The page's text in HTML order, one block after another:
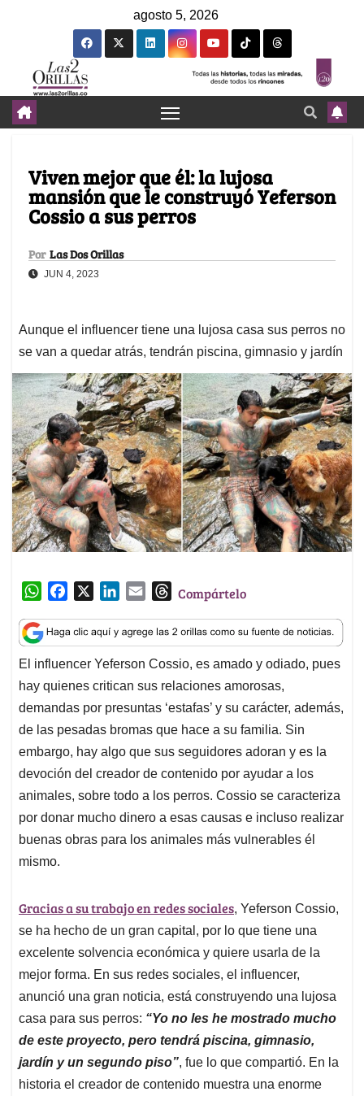
agosto 5, 2026
Viven mejor que él: la lujosa
mansión que le construyó Yeferson
Cossio a sus perros
Por Las Dos Orillas
JUN 4, 2023
Aunque el influencer tiene una lujosa casa sus perros no
se van a quedar atrás, tendrán piscina, gimnasio y jardín
W
a
t
s
A
p
p
c
e
b
o
o
k
n
k
e
d
I
n
a
i
l
T
r
e
a
d
s
Compártelo
El influencer Yeferson Cossio, es amado y odiado, pues
hay quienes critican sus relaciones amorosas,
demandas por presuntas ‘estafas’ y su carácter, además,
de las pesadas bromas que hace a su familia. Sin
embargo, hay algo que sus seguidores adoran y es la
devoción del creador de contenido por ayudar a los
animales, sobre todo a los perros. Cossio se caracteriza
por donar mucho dinero a esas causas e incluso realizar
buenas obras para los animales más vulnerables él
mismo.
Gracias a su trabajo en redes sociales, Yeferson Cossio,
se ha hecho de un gran capital, por lo que tiene una
excelente solvencia económica y quiere usarla de la
mejor forma. En sus redes sociales, el influencer,
anunció una gran noticia, está construyendo una lujosa
casa para sus perros: “Yo no les he mostrado mucho
de este proyecto, pero tendrá piscina, gimnasio,
jardín y un segundo piso”, fue lo que compartió. En la
historia el creador de contenido muestra una enorme